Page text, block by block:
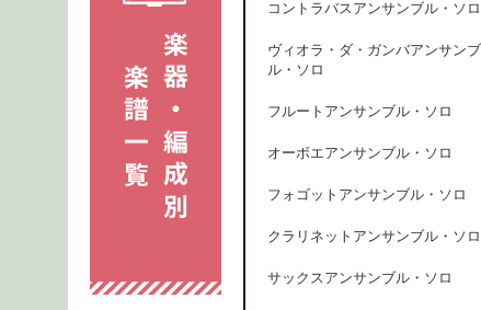
コントラバスアンサンブル・ソロ
ヴィオラ・ダ・ガンバアンサンブ
ル・ソロ
フルートアンサンブル・ソロ
オーボエアンサンブル・ソロ
フォゴットアンサンブル・ソロ
クラリネットアンサンブル・ソロ
サックスアンサンブル・ソロ